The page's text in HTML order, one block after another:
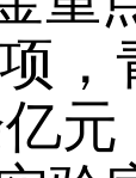
项